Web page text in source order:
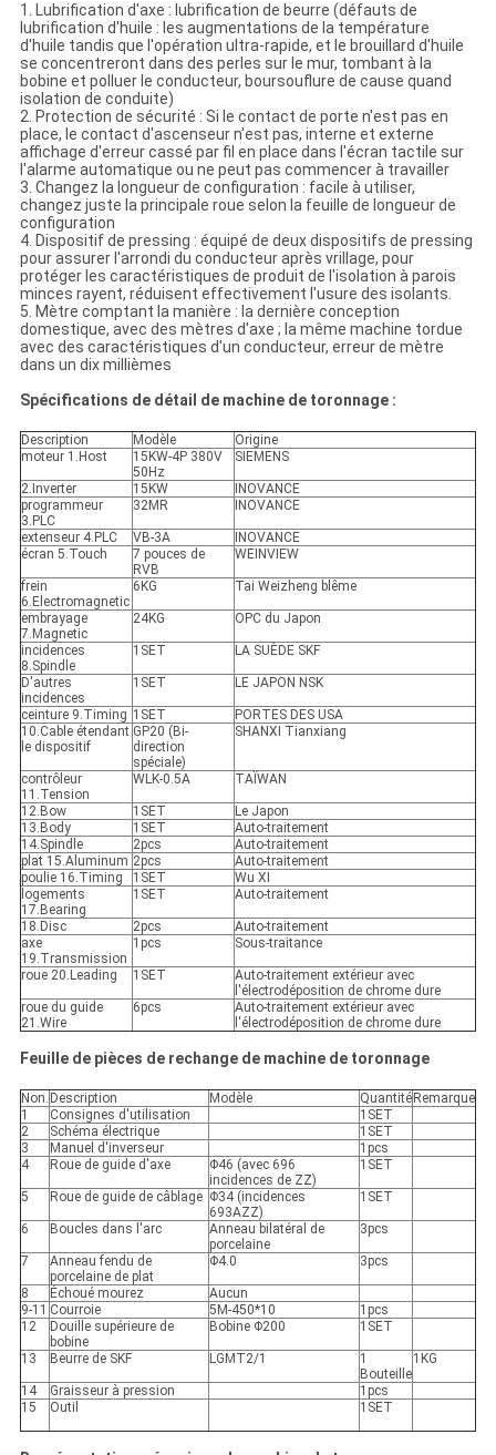
1. Lubrification d'axe : lubrification de beurre (défauts de
lubrification d'huile : les augmentations de la température
d'huile tandis que l'opération ultra-rapide, et le brouillard d'huile
se concentreront dans des perles sur le mur, tombant à la
bobine et polluer le conducteur, boursouflure de cause quand
isolation de conduite)
2. Protection de sécurité : Si le contact de porte n'est pas en
place, le contact d'ascenseur n'est pas, interne et externe
affichage d'erreur cassé par fil en place dans l'écran tactile sur
l'alarme automatique ou ne peut pas commencer à travailler
3. Changez la longueur de configuration : facile à utiliser,
changez juste la principale roue selon la feuille de longueur de
configuration
4. Dispositif de pressing : équipé de deux dispositifs de pressing
pour assurer l'arrondi du conducteur après vrillage, pour
protéger les caractéristiques de produit de l'isolation à parois
minces rayent, réduisent effectivement l'usure des isolants.
5. Mètre comptant la manière : la dernière conception
domestique, avec des mètres d'axe ; la même machine tordue
avec des caractéristiques d'un conducteur, erreur de mètre
dans un dix millièmes
Spécifications de détail de machine de toronnage :
Description Modèle
Origine
moteur 1.Host
15KW-4P 380V
50Hz
SIEMENS
2.Inverter 15KW
INOVANCE
programmeur
3.PLC
32MR INOVANCE
extenseur 4.PLC VB-3A
INOVANCE
écran 5.Touch
7 pouces de
RVB
WEINVIEW
frein
6.Electromagnetic
6KG Tai Weizheng blême
embrayage
7.Magnetic
24KG OPC du Japon
incidences
8.Spindle
1SET LA SUÈDE SKF
D'autres
incidences
1SET LE JAPON NSK
ceinture 9.Timing 1SET
PORTES DES USA
10.Cable étendant
le dispositif
GP20 (Bi-
direction
spéciale)
SHANXI Tianxiang
contrôleur
11.Tension
WLK-0.5A TAÏWAN
12.Bow 1SET
Le Japon
13.Body
1SET
Auto-traitement
14.Spindle
2pcs
Auto-traitement
plat 15.Aluminum 2pcs
Auto-traitement
poulie 16.Timing
1SET
Wu XI
logements
17.Bearing
1SET Auto-traitement
18.Disc 2pcs
Auto-traitement
axe
19.Transmission
1pcs Sous-traitance
roue 20.Leading 1SET
Auto-traitement extérieur avec
l'électrodéposition de chrome dure
roue du guide
21.Wire
6pcs
Auto-traitement extérieur avec
l'électrodéposition de chrome dure
Feuille de pièces de rechange de machine de toronnage
Non. Description Modèle Quantité Remarque
1
Consignes d'utilisation
1SET
2
Schéma électrique
1SET
3
Manuel d'inverseur
1pcs
4
Roue de guide d'axe
Φ46 (avec 696
incidences de ZZ)
1SET
5 Roue de guide de câblage Φ34 (incidences
693AZZ)
1SET
6 Boucles dans l'arc
Anneau bilatéral de
porcelaine
3pcs
7
Anneau fendu de
porcelaine de plat
Φ4.0 3pcs
8 Échoué mourez
Aucun
9-11 Courroie 5M-450*10
1pcs
12
Douille supérieure de
bobine
Bobine Φ200 1SET
13 Beurre de SKF LGMT2/1
1
Bouteille
1KG
14 Graisseur à pression
1pcs
15
Outil 1SET